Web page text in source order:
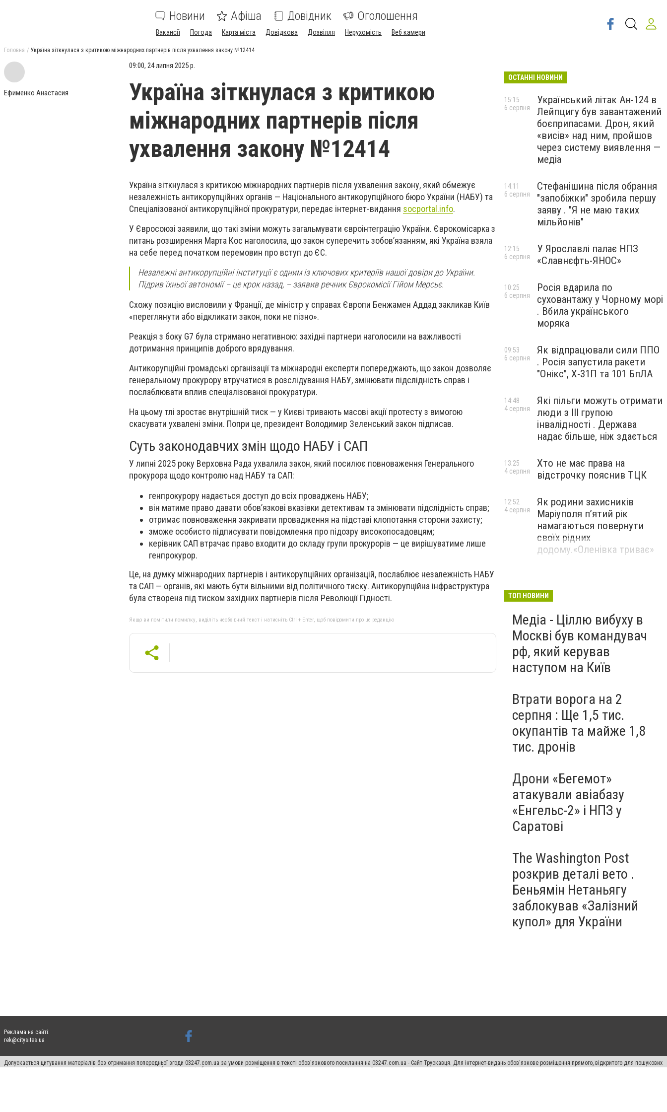
Новини Афіша Довідник Оголошення
Вакансії Погода Карта міста Довідкова Дозвілля Нерухомість Веб камери
Головна Україна зіткнулася з критикою міжнародних партнерів після ухвалення закону №12414
Ефименко Анастасия
09:00, 24 липня 2025 р.
Україна зіткнулася з критикою
міжнародних партнерів після
ухвалення закону №12414
Україна зіткнулася з критикою міжнародних партнерів після ухвалення закону, який обмежує
незалежність антикорупційних органів — Національного антикорупційного бюро України (НАБУ) та
Спеціалізованої антикорупційної прокуратури, передає інтернет-видання socportal.info.
У Євросоюзі заявили, що такі зміни можуть загальмувати євроінтеграцію України. Єврокомісарка з
питань розширення Марта Кос наголосила, що закон суперечить зобов’язанням, які Україна взяла
на себе перед початком перемовин про вступ до ЄС.
Незалежні антикорупційні інституції є одним із ключових критеріїв нашої довіри до України.
Підрив їхньої автономії – це крок назад, – заявив речник Єврокомісії Гійом Мерсьє.
Схожу позицію висловили у Франції, де міністр у справах Європи Бенжамен Аддад закликав Київ
«переглянути або відкликати закон, поки не пізно».
Реакція з боку G7 була стримано негативною: західні партнери наголосили на важливості
дотримання принципів доброго врядування.
Антикорупційні громадські організації та міжнародні експерти попереджають, що закон дозволяє
генеральному прокурору втручатися в розслідування НАБУ, змінювати підслідність справ і
послаблювати вплив спеціалізованої прокуратури.
На цьому тлі зростає внутрішній тиск — у Києві тривають масові акції протесту з вимогою
скасувати ухвалені зміни. Попри це, президент Володимир Зеленський закон підписав.
Суть законодавчих змін щодо НАБУ і САП
У липні 2025 року Верховна Рада ухвалила закон, який посилює повноваження Генерального
прокурора щодо контролю над НАБУ та САП:
генпрокурору надається доступ до всіх проваджень НАБУ;
він матиме право давати обов’язкові вказівки детективам та змінювати підслідність справ;
отримає повноваження закривати провадження на підставі клопотання сторони захисту;
зможе особисто підписувати повідомлення про підозру високопосадовцям;
керівник САП втрачає право входити до складу групи прокурорів — це вирішуватиме лише
генпрокурор.
Це, на думку міжнародних партнерів і антикорупційних організацій, послаблює незалежність НАБУ
та САП — органів, які мають бути вільними від політичного тиску. Антикорупційна інфраструктура
була створена під тиском західних партнерів після Революції Гідності.
Якщо ви помітили помилку, виділіть необхідний текст і натисніть Ctrl + Enter, щоб повідомити про це редакцію
ОСТАННІ НОВИНИ
Український літак Ан-124 в
Лейпцигу був завантажений
боєприпасами. Дрон, який
«висів» над ним, пройшов
через систему виявлення —
медіа
15:15
6 серпня
Стефанішина після обрання
"запобіжки" зробила першу
заяву . "Я не маю таких
мільйонів"
14:11
6 серпня
У Ярославлі палає НПЗ
«Славнєфть-ЯНОС»
12:15
6 серпня
Росія вдарила по
суховантажу у Чорному морі
. Вбила українського
моряка
10:25
6 серпня
Як відпрацювали сили ППО
. Росія запустила ракети
"Онікс", Х-31П та 101 БпЛА
09:53
6 серпня
Які пільги можуть отримати
люди з III групою
інвалідності . Держава
надає більше, ніж здається
14:48
4 серпня
Хто не має права на
відстрочку пояснив ТЦК
13:25
4 серпня
Як родини захисників
Маріуполя пʼятий рік
намагаються повернути
своїх рідних
додому.«Оленівка триває»
12:52
4 серпня
ТОП НОВИНИ
Медіа - Ціллю вибуху в
Москві був командувач
рф, який керував
наступом на Київ
Втрати ворога на 2
серпня : Ще 1,5 тис.
окупантів та майже 1,8
тис. дронів
Дрони «Бегемот»
атакували авіабазу
«Енгельс-2» і НПЗ у
Саратові
The Washington Post
розкрив деталі вето .
Беньямін Нетаньягу
заблокував «Залізний
купол» для України
Реклама на сайті:
rek@citysites.ua
Допускається цитування матеріалів без отримання попередньої згоди 03247.com.ua за умови розміщення в тексті обов'язкового посилання на 03247.com.ua - Сайт Трускавця. Для інтернет-видань обов'язкове розміщення прямого, відкритого для пошукових
систем гіперпосилання на цитовані статті не нижче другого абзацу в тексті або в якості джерела. Порушення виняткових прав переслідується Законом.